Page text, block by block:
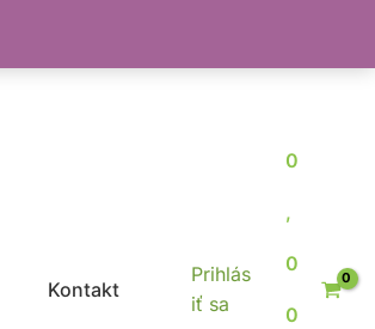
Kontakt
Prihlás
iť sa
0
,
0
0